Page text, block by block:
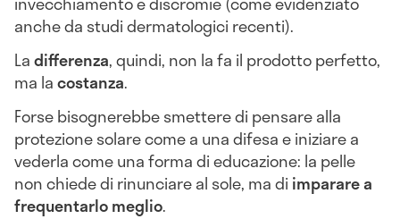
anche da studi dermatologici recenti).
Ladifferenza, quindi, non la fa il prodotto perfetto,
ma lacostanza.
Forse bisognerebbe smettere di pensare alla
protezione solare come a una difesa e iniziare a
vederla come una forma di educazione: la pelle
non chiede di rinunciare al sole, ma di imparare a
frequentarlo meglio.